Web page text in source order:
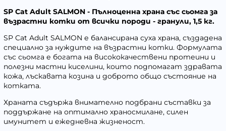
SP Cat Adult SALMON - Пълноценна храна със сьомга за
възрастни котки от всички породи - гранули, 1,5 кг.
SP Cat Adult SALMON е балансирана суха храна, създадена
специално за нуждите на възрастни котки. Формулата
със сьомга е богата на висококачествени протеини и
полезни мастни киселини, които подпомагат здравата
кожа, лъскавата козина и доброто общо състояние на
котката.
Храната съдържа внимателно подбрани съставки за
поддържане на оптимално храносмилане, силен
имунитет и ежедневна жизненост.